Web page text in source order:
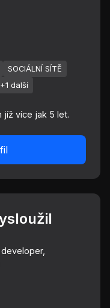
SOCIÁLNÍ SÍTĚ
+1 další
jíž více jak 5 let.